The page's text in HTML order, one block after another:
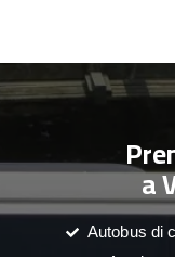
a
Autobus di